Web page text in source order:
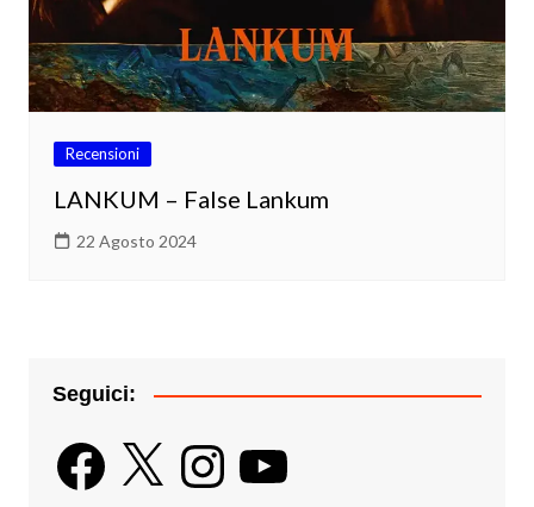
Recensioni
LANKUM – False Lankum
22 Agosto 2024
Seguici:
Facebook
X InstagramYouTube